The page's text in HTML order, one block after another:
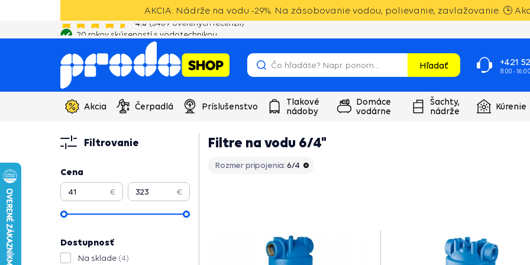
AKCIA: Nádrže na vodu -29%. Na zásobovanie vodou, polievanie, zavlažovanie. 🕒
20 rokov skúseností s vodotechnikou
Hľadať +421
8:00 - 16:00
Akcia Čerpadlá Príslušenstvo
Tlakové
nádoby
Domáce
vodárne
Šachty,
nádrže
Kúrenie
Filtrovanie
Cena
€ €
Dostupnosť
Na sklade (4)
Filtre na vodu 6/4"
Rozmer pripojenia:6/4